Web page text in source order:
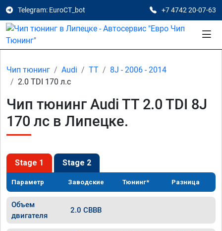
Telegram: EuroCT_bot +7 4742 20-07-63
Чип тюнинг Audi TT
8J - 2006 - 2014
2.0 TDI 170 л.с
Чип тюнинг Audi TT 2.0 TDI 8J
170 лс в Липецке.
Stage 1 Stage 2
Параметр Заводские Тюнинг* Разница
Объем
двигателя
2.0 CBBB